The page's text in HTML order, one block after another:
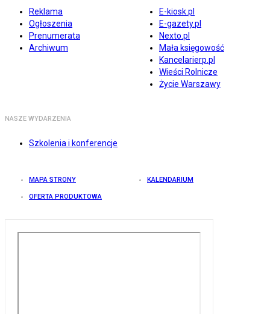
Reklama
Ogłoszenia
Prenumerata
Archiwum
E-kiosk.pl
E-gazety.pl
Nexto.pl
Mała księgowość
Kancelarierp.pl
Wieści Rolnicze
Życie Warszawy
NASZE WYDARZENIA
Szkolenia i konferencje
MAPA STRONY KALENDARIUM
OFERTA PRODUKTOWA